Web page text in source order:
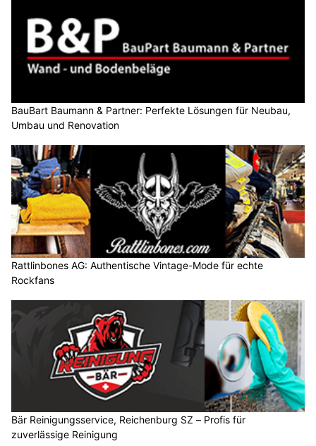
BauBart Baumann & Partner: Perfekte Lösungen für Neubau,
Umbau und Renovation
Rattlinbones AG: Authentische Vintage-Mode für echte
Rockfans
Bär Reinigungsservice, Reichenburg SZ – Profis für
zuverlässige Reinigung